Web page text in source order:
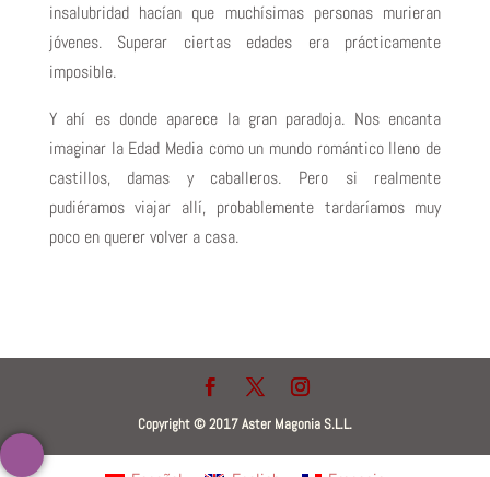
insalubridad hacían que muchísimas personas murieran
jóvenes. Superar ciertas edades era prácticamente
imposible.
Y ahí es donde aparece la gran paradoja. Nos encanta
imaginar la Edad Media como un mundo romántico lleno de
castillos, damas y caballeros. Pero si realmente
pudiéramos viajar allí, probablemente tardaríamos muy
poco en querer volver a casa.
Copyright © 2017 Aster Magonia S.L.L.